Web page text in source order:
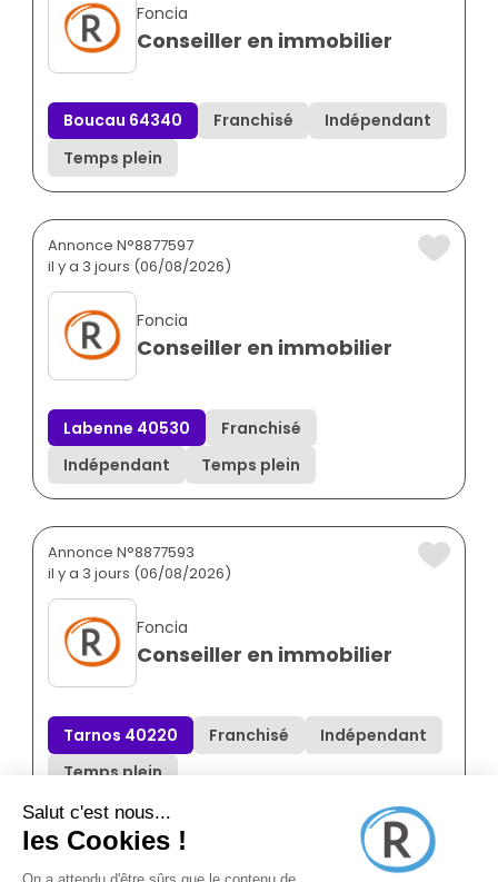
Foncia
Conseiller en immobilier
Boucau 64340 Franchisé
Indépendant
Temps plein
Annonce N°8877597
il y a 3 jours (06/08/2026)
Foncia
Conseiller en immobilier
Labenne 40530
Franchisé
Indépendant
Temps plein
Annonce N°8877593
il y a 3 jours (06/08/2026)
Foncia
Conseiller en immobilier
Tarnos 40220 Franchisé
Indépendant
Temps plein